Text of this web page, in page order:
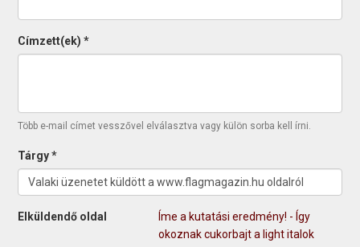
Címzett(ek)*
Több e-mail címet vesszővel elválasztva vagy külön sorba kell írni.
Tárgy*
Elküldendő oldal
Íme a kutatási eredmény! - Így
okoznak cukorbajt a light italok